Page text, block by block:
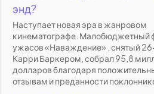
энд?
Наступает новая эра в жанровом
кинематографе. Малобюджетный
ужасов «Наваждение» , снятый
Карри Баркером, собрал 95,8
долларов благодаря
отзывам и преданности